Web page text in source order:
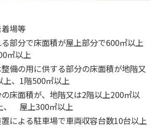
場等
部分で床面積が屋上部分で600㎡以上
㎡以上
備の用に供する部分の床面積が地階又
上、1階500㎡以上
床面積が、地階又は2階以上200㎡以
、 屋上300㎡以上
による駐車場で車両収容台数10台以上